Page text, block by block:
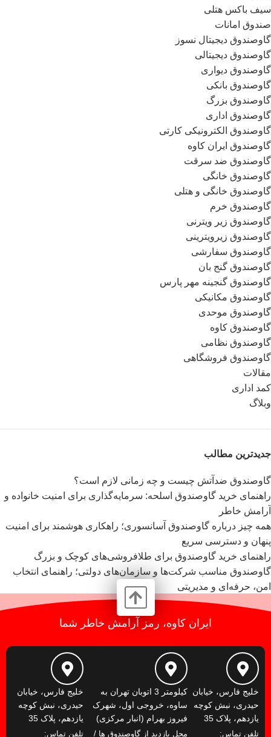
سیف باکس هتلی
صندوق امانات
گاوصندوق دیجیتال نسوز
گاوصندوق دیجیتالی
گاوصندوق دیواری
گاوصندوق بانکی
گاوصندوق بزرگ
گاوصندوق اداری
گاوصندوق الکترونیکی کارتی
گاوصندوق ایران کاوه
گاوصندوق ضد سرقت
گاوصندوق خانگی
گاوصندوق خانگی و هتلی
گاوصندوق خرم
گاوصندوق زیر ویترنی
گاوصندوق زیرویترینی
گاوصندوق سفارشی
گاوصندوق گنج بان
گاوصندوق گنجینه مهر پارس
گاوصندوق مکانیکی
گاوصندوق موحدی
گاوصندوق کاوه
گاوصندوق نظامی
گاوصندوق فروشگاهی
مقالات
کمد اداری
وبلاگ
جدیدترین مطالب
گاوصندوق ضدآتش چیست و چه زمانی لازم است؟
راهنمای خرید گاوصندوق اسلحه: سرمایه‌گذاری برای امنیت خانواده و
آرامش خاطر
همه چیز درباره گاوصندوق آسانسوری؛ راهکاری هوشمند برای امنیت
پنهان و دسترسی سریع
راهنمای خرید گاوصندوق برای طلافروشی‌های کوچک و بزرگ
گاوصندوق مناسب شرکت‌ها و سازمان‌های دولتی؛ راهنمای انتخاب
امن، حرفه‌ای و مدیریتی
ایران کاوه، رمز آرامش خاطر شما
خلیج فارس، خیابان
حیدری، نبش کوچه
یازدهم، پلاک 35
تلفن تماس:
کیلومتر 3 اتوبان تهران به
ساوه، خروجی اول، شهرک
فیروز بهرام (انبار مرکزی)
محل بازدید از گاوصندوق ها /
خلیج فارس، خیابان
حیدری، نبش کوچه
یازدهم، پلاک 35
تلفن تماس: